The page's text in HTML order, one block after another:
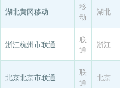
湖北黄冈移动
移
动
湖北
浙江杭州市联通
联
通
浙江
北京北京市联通
联
通
北京